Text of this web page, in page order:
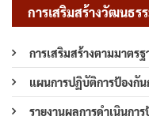
การเสริมสร้างวัฒนธร
การเสริมสร้างตามมาตร
แผนการปฏิบัติการป้องกัน
รายงานผลการดำเนินกา